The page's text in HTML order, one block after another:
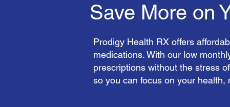
Save More on
Prodigy Health RX offers
medications. With our low
prescriptions without the stress
so you can focus on your health,